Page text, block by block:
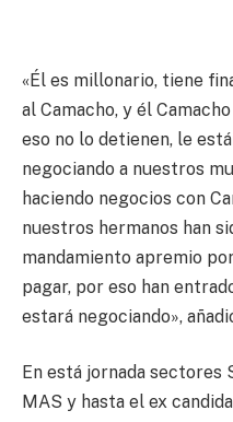
«Él es millonario, tiene
al Camacho, y él
eso no lo detienen, le
negociando a nuestros
haciendo negocios con
nuestros hermanos han
mandamiento apremio
pagar, por eso han
estará negociando»,
En está jornada sectores
MAS y hasta el ex